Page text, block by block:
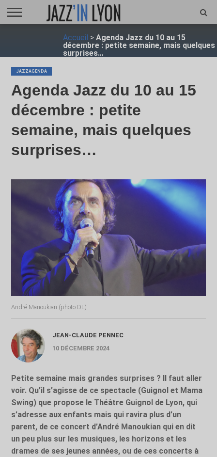
Accueil > Agenda Jazz du 10 au 15
décembre : petite semaine, mais quelques
surprises…
JAZZAGENDA
Agenda Jazz du 10 au 15
décembre : petite
semaine, mais quelques
surprises…
André Manoukian (photo DL)
JEAN-CLAUDE PENNEC
10 DÉCEMBRE 2024
Petite semaine mais grandes surprises ? Il faut aller
voir. Qu’il s’agisse de ce spectacle (Guignol et Mama
Swing) que propose le Théâtre Guignol de Lyon, qui
s’adresse aux enfants mais qui ravira plus d’un
parent, de ce concert d’André Manoukian qui en dit
un peu plus sur les musiques, les horizons et les
drames de ses jeunes années, ou de ces concerts à